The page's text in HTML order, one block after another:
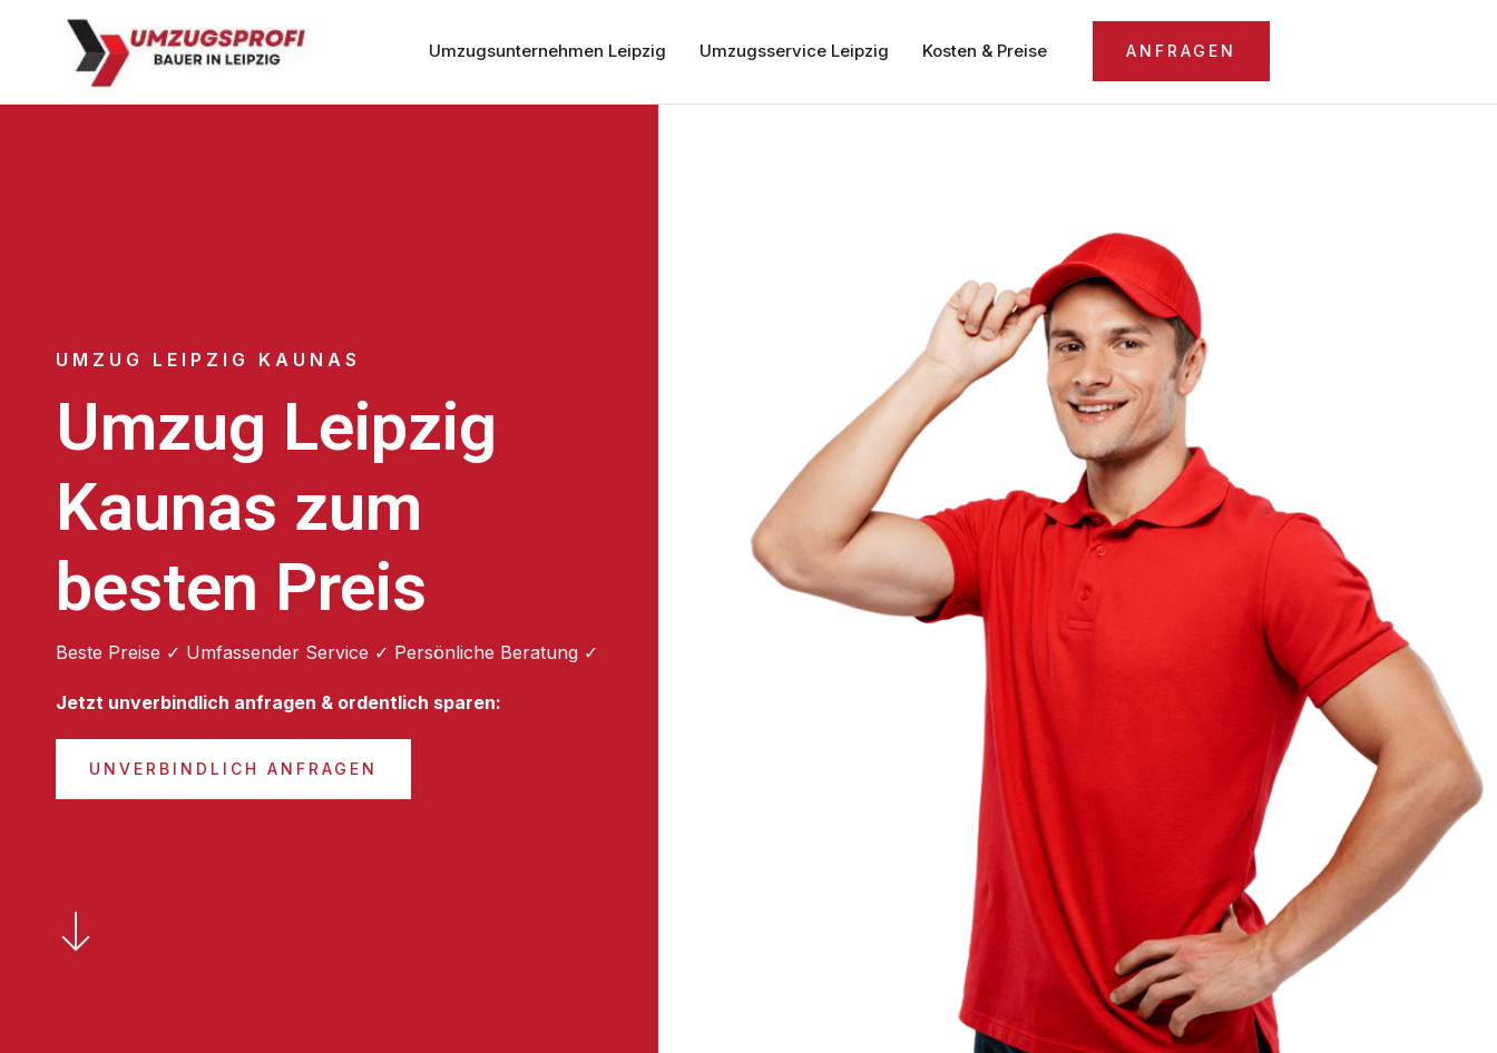
Umzugsunternehmen Leipzig Umzugsservice Leipzig Kosten & Preise ANFRAGEN
UMZUG LEIPZIG KAUNAS
Umzug Leipzig
Kaunas zum
besten Preis
Beste Preise ✓ Umfassender Service ✓ Persönliche Beratung ✓
Jetzt unverbindlich anfragen & ordentlich sparen:
UNVERBINDLICH ANFRAGEN